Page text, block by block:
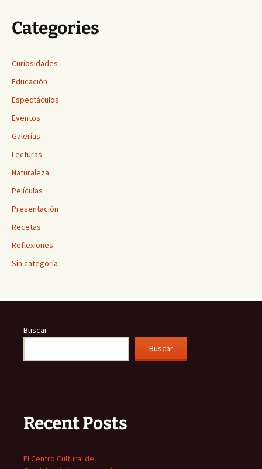
Categories
Curiosidades
Educación
Espectáculos
Eventos
Galerías
Lecturas
Naturaleza
Películas
Presentación
Recetas
Reflexiones
Sin categoría
Buscar
Buscar
Recent Posts
El Centro Cultural de